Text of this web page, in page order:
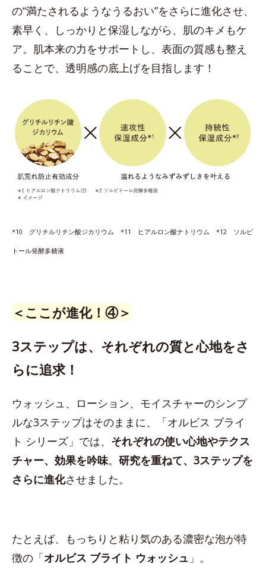
の“満たされるようなうるおい”をさらに進化させ、
素早く、しっかりと保湿しながら、肌のキメもケ
ア。肌本来の力をサポートし、表面の質感も整え
ることで、透明感の底上げを目指します！
*10 グリチルリチン酸ジカリウム *11 ヒアルロン酸ナトリウム *12 ソルビ
トール発酵多糖液
＜ここが進化！④＞
3ステップは、それぞれの質と心地をさ
らに追求！
ウォッシュ、ローション、モイスチャーのシンプ
ルな3ステップはそのままに、「オルビス ブライ
ト シリーズ」では、 それぞれの使い心地やテクス
チャー、効果を吟味。 研究を重ねて、3ステップを
さらに進化させました。
たとえば、もっちりと粘り気のある濃密な泡が特
徴の「オルビス ブライト ウォッシュ 」。